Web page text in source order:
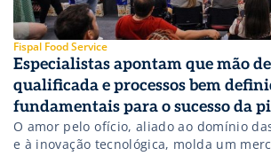
Fispal Food Service
Especialistas apontam que mão
qualificada e processos bem
fundamentais para o sucesso da
O amor pelo ofício, aliado ao domínio
e à inovação tecnológica, molda um